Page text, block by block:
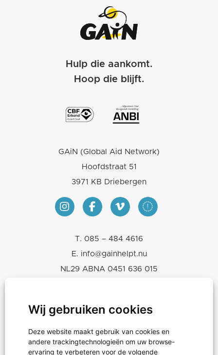
Wij gebruiken cookies
Deze website maakt gebruik van cookies en
andere trackingtechnologieën om uw browse-
ervaring te verbeteren voor de volgende
Hulp die aankomt.
Hoop die blijft.
GAiN (Global Aid Network)
Hoofdstraat 51
3971 KB Driebergen
T. 085 – 484 4616
E. info@gainhelpt.nu
NL29 ABNA 0451 636 015
Hulpgoederen
Projecten